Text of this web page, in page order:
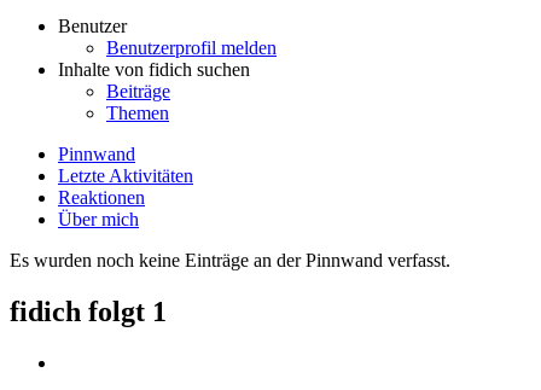
Benutzer
Benutzerprofil melden
Inhalte von fidich suchen
Beiträge
Themen
Pinnwand
Letzte Aktivitäten
Reaktionen
Über mich
Es wurden noch keine Einträge an der Pinnwand verfasst.
fidich folgt 1